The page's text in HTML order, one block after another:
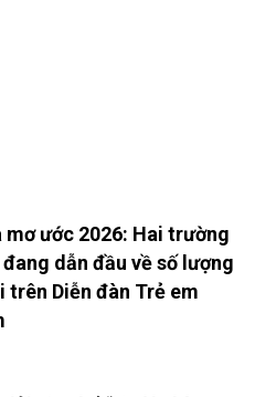
mơ ước 2026: Hai trường
dẫn đầu về số lượng
trên Diễn đàn Trẻ em